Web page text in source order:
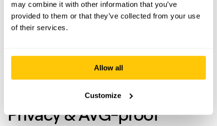
may combine it with other information that you’ve
provided to them or that they’ve collected from your use
of their services.
Allow all
Customize
Privacy & AVG-proof